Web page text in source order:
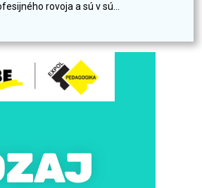
rovoja a sú v sú...